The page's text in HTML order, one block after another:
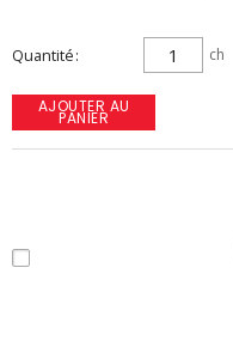
Quantité ch
AJOUTER AU
PANIER